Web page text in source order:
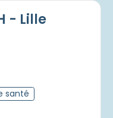
de passe oublié ?
Connexion
avec Google
avec LinkedIn
- Lille
santé